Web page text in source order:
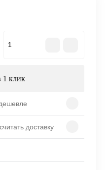
1 клик
доставку